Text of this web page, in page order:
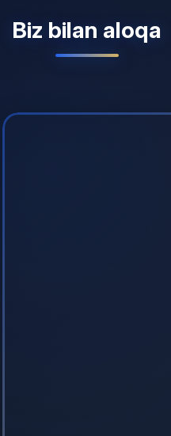
Biz bilan aloqa